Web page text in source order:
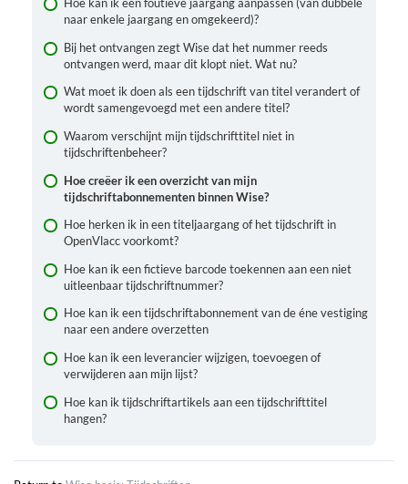
Hoe kan ik een foutieve jaargang aanpassen (van dubbele
naar enkele jaargang en omgekeerd)?
Bij het ontvangen zegt Wise dat het nummer reeds
ontvangen werd, maar dit klopt niet. Wat nu?
Wat moet ik doen als een tijdschrift van titel verandert of
wordt samengevoegd met een andere titel?
Waarom verschijnt mijn tijdschrifttitel niet in
tijdschriftenbeheer?
Hoe creëer ik een overzicht van mijn
tijdschriftabonnementen binnen Wise?
Hoe herken ik in een titeljaargang of het tijdschrift in
OpenVlacc voorkomt?
Hoe kan ik een fictieve barcode toekennen aan een niet
uitleenbaar tijdschriftnummer?
Hoe kan ik een tijdschriftabonnement van de éne vestiging
naar een andere overzetten
Hoe kan ik een leverancier wijzigen, toevoegen of
verwijderen aan mijn lijst?
Hoe kan ik tijdschriftartikels aan een tijdschrifttitel
hangen?